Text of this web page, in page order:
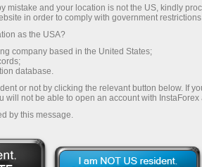
ini, anda bisa menemukan
yang mengatur hubungan
dan para kliennya. Kami
bahwa anda menyimak
dengan teliti dan penuh
dokumen ini memberikan
lingkup aktivitas, hak-hak,
dari para broker dan kliennya.
mistake and your location is not the US, kindly
in order to comply with government
as the USA?
company based in the United States;
database.
or not by clicking the relevant button below. If
will not be able to open an account with InstaForex
by this message.